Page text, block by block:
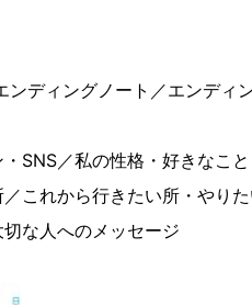
ディングノート／エンディ
SNS／私の性格・好きなこ
／これから行きたい所・や
な人へのメッセージ